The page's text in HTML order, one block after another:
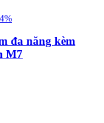
đa năng kèm
M7